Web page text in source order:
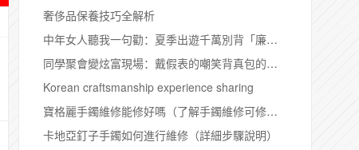
​奢侈品保養技巧全解析
中年女人聽我一句勸：夏季出遊千萬別背「廉價包包」，顯土還累贅
同學聚會變炫富現場：戴假表的嘲笑背真包的，真相紮心了
Korean craftsmanship experience sharing
​寶格麗手鐲維修能修好嗎（了解手鐲維修可修復問題範圍）
卡地亞釘子手鐲如何進行維修（詳細步驟說明）